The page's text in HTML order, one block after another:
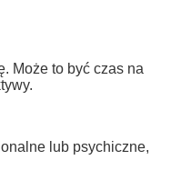
Może to być czas na
lub psychiczne,